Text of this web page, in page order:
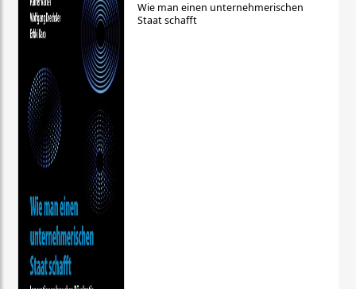
Wie man einen unternehmerischen
Staat schafft